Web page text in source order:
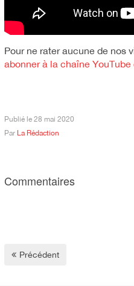
Pour ne rater aucune de nos
abonner à la chaîne YouTube
Publié le 28 mai 2020
Par La Rédaction
Commentaires
Précédent